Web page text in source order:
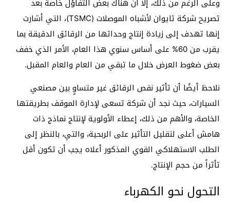
وعلى الرغم من ذلك، إلا أن هناك بعض التفاؤل خاصة بعد
تصريح شركة تايوان لأشباه الموصلات (TSMC)، التي أشارت
إنها تهدف إلى زيادة إنتاج وحداتها من الرقائق الدقيقة بما
يقرب من 60% على أساس سنوي هذا العام، الأمر الذي خفف
بعض ضغوط العرض خلال ما تبقي من العام والعام المقبل.
نلاحظ أيضًا أن تأثير نقص الرقائق غير متساوٍ بين مصنعي
السيارات، حيث نجد أن شركة تسعى لإدارة الموقف بطريقتها
الخاصة، والأهم من ذلك، إعطاء الأولوية لإنتاج نماذج ذات
هامش أعلى لتقليل التأثير على الربحية، والتي، بالنظر إلى
الطلب الاستهلاكي القوي المذكور أعلاه يجب أن تكون أقل
تأثراً من حجم الإنتاج.
التحول نحو الكهرباء